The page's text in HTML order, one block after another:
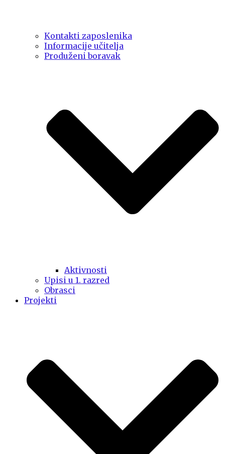
Kontakti zaposlenika
Informacije učitelja
Produženi boravak
Aktivnosti
Upisi u 1. razred
Obrasci
Projekti